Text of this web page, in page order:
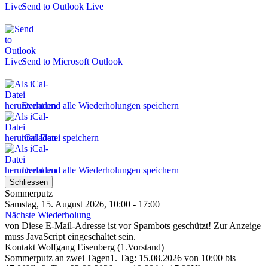
Send to Outlook Live
Send to Microsoft Outlook
Event und alle Wiederholungen speichern
iCal-Datei speichern
Event und alle Wiederholungen speichern
Schliessen
Sommerputz
Samstag, 15. August 2026, 10:00 - 17:00
Nächste Wiederholung
von Diese E-Mail-Adresse ist vor Spambots geschützt! Zur Anzeige
muss JavaScript eingeschaltet sein.
Kontakt Wolfgang Eisenberg (1.Vorstand)
Sommerputz an zwei Tagen1. Tag: 15.08.2026 von 10:00 bis